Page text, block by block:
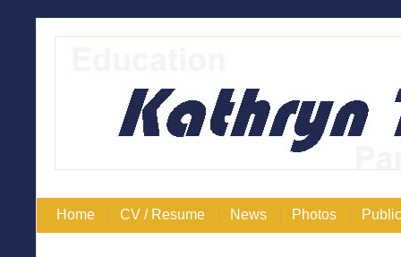
Home CV / Resume News Photos